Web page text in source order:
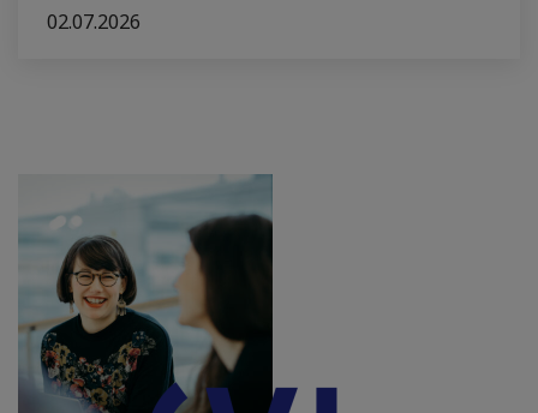
02.07.2026